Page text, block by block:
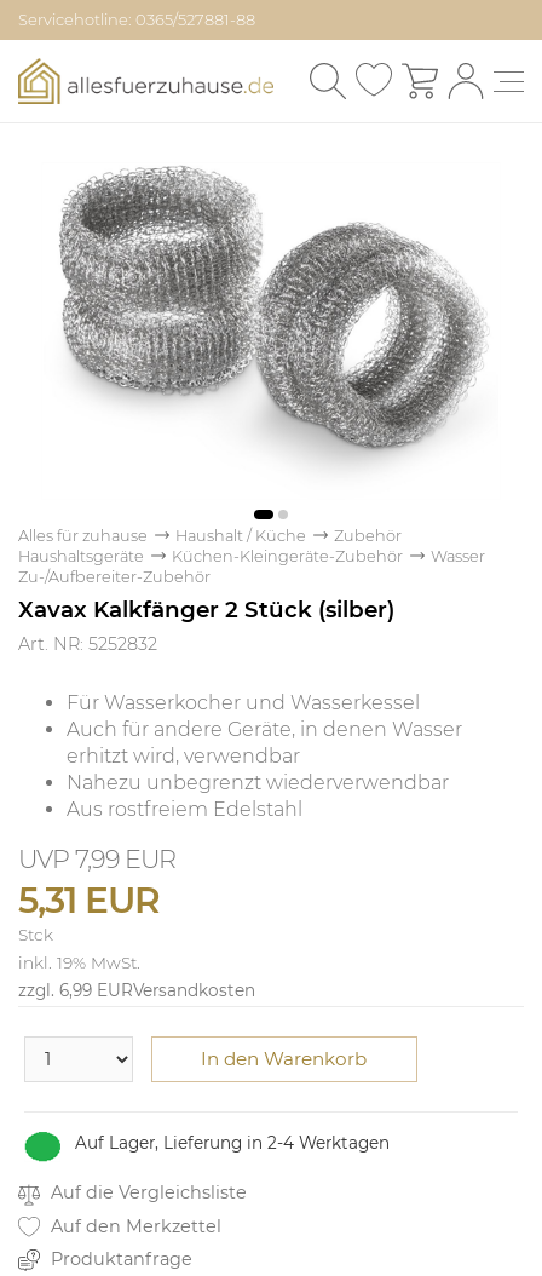
Servicehotline: 0365/527881-88
Alles für zuhause Haushalt / Küche
Zubehör
Haushaltsgeräte
Küchen-Kleingeräte-Zubehör
Wasser
Zu-/Aufbereiter-Zubehör
Xavax Kalkfänger 2 Stück (silber)
Art. NR: 5252832
Für Wasserkocher und Wasserkessel
Auch für andere Geräte, in denen Wasser
erhitzt wird, verwendbar
Nahezu unbegrenzt wiederverwendbar
Aus rostfreiem Edelstahl
7,99 EUR
5,31 EUR
Stck
inkl. 19% MwSt.
zzgl. 6,99 EURVersandkosten
Auf Lager, Lieferung in 2-4 Werktagen
In den Warenkorb
Auf die Vergleichsliste
Auf den Merkzettel
Produktanfrage